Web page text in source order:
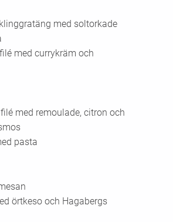
med soltorkade
med currykräm och
med remoulade, citron och
pasta
örtkeso och Hagabergs